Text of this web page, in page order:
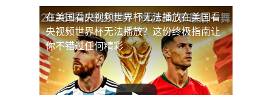
在美国看央视频世界杯无法播放在美国看
央视频世界杯无法播放？这份终极指南让
你不错过任何精彩